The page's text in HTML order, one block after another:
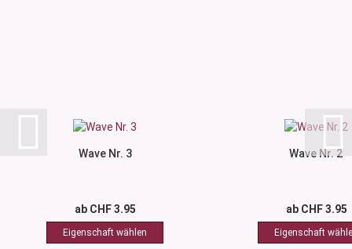
Wave Nr. 3
ab CHF 3.95
Wave Nr. 2
ab CHF 3.95